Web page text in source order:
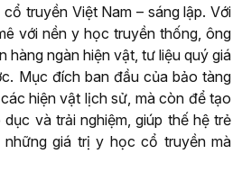
truyền Việt Nam – sáng lập. Với
với nền y học truyền thống, ông
hàng ngàn hiện vật, tư liệu quý giá
Mục đích ban đầu của bảo tàng
hiện vật lịch sử, mà còn để tạo
và trải nghiệm, giúp thế hệ trẻ
giá trị y học cổ truyền mà